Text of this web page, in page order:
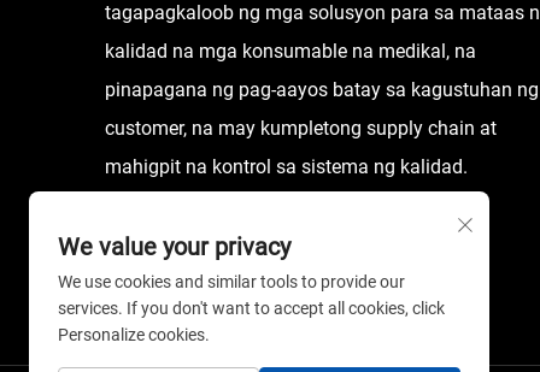
tagapagkaloob ng mga solusyon para sa mataas
kalidad na mga konsumable na medikal, na
pinapagana ng pag-aayos batay sa kagustuhan ng
customer, na may kumpletong supply chain at
mahigpit na kontrol sa sistema ng kalidad.
We value your privacy
We use cookies and similar tools to provide our
services. If you don't want to accept all cookies, click
Personalize cookies.